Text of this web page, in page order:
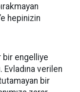
hepinizin
bir engelliye
Evladına verilen
bir